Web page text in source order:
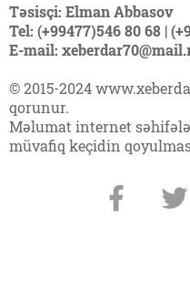
Təsisçi: Elman Abbasov
Tel: (+99477)546 80 68 |
E-mail:
© 2015-2024
qorunur.
Məlumat internet
müvafiq keçidin